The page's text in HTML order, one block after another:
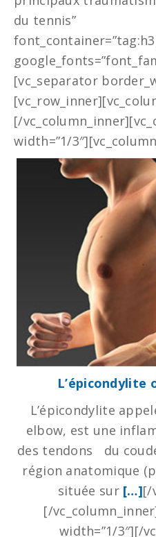
du tennis”
[vc_separator
[/
width=”1/
L’épicondylite
L’épicondylite
elbow, est une
des tendons du
région anatomique
située sur […][/
[/
width=”1/3″][/